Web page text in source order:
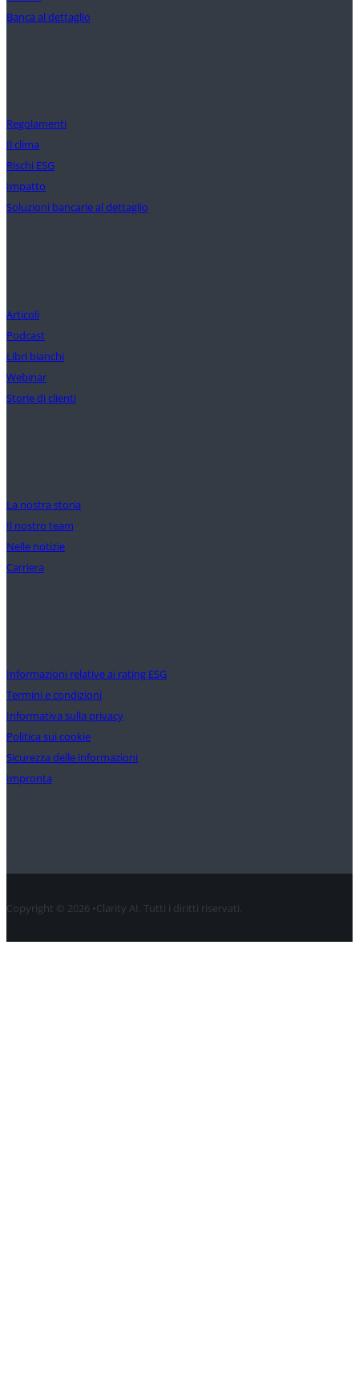
Banca al dettaglio
Regolamenti
Il clima
Rischi ESG
Impatto
Soluzioni bancarie al dettaglio
Articoli
Podcast
Libri bianchi
Webinar
Storie di clienti
La nostra storia
Il nostro team
Nelle notizie
Carriera
Informazioni relative ai rating ESG
Termini e condizioni
Informativa sulla privacy
Politica sui cookie
Sicurezza delle informazioni
Impronta
Copyright © 2026 •Clarity AI. Tutti i diritti riservati.